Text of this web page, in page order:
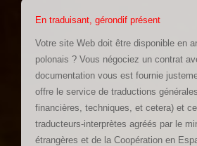
En traduisant, gérondif présent
Votre site Web doit être disponible en
polonais ? Vous négociez un contrat
documentation vous est fournie
offre le service de traductions
financières, techniques, et cetera) et
traducteurs-interprètes agréés par le
étrangères et de la Coopération en